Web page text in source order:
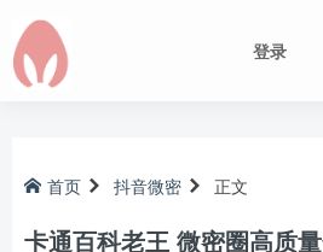
登录
首页 抖音微密 正文
卡通百科老王 微密圈高质